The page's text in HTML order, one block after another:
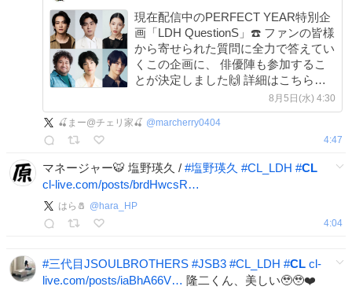
現在配信中のPERFECT YEAR特別企
画「LDH QuestionS」☎️ ファンの皆様
から寄せられた質問に全力で答えてい
くこの企画に、 俳優陣も参加するこ
とが決定しました🙌 詳細はこちら
🔗cl-live.com/news/btrZECHKq… 活動
に関する真面目な質問はもちろんのこ
と、
8月5日(水) 4:30
🍒まー@チェリ家🍒 @marcherry0404
4:47
マネージャー🐯 塩野瑛久 / #塩野瑛久 #CL_LDH #CL
cl-live.com/posts/brdHwcsR…
はら🧂 @ hara_HP
4:04
#三代目JSOULBROTHERS #JSB3 #CL_LDH #CL cl-
live.com/posts/iaBhA66V… 隆二くん、美しい🥹🥹❤️